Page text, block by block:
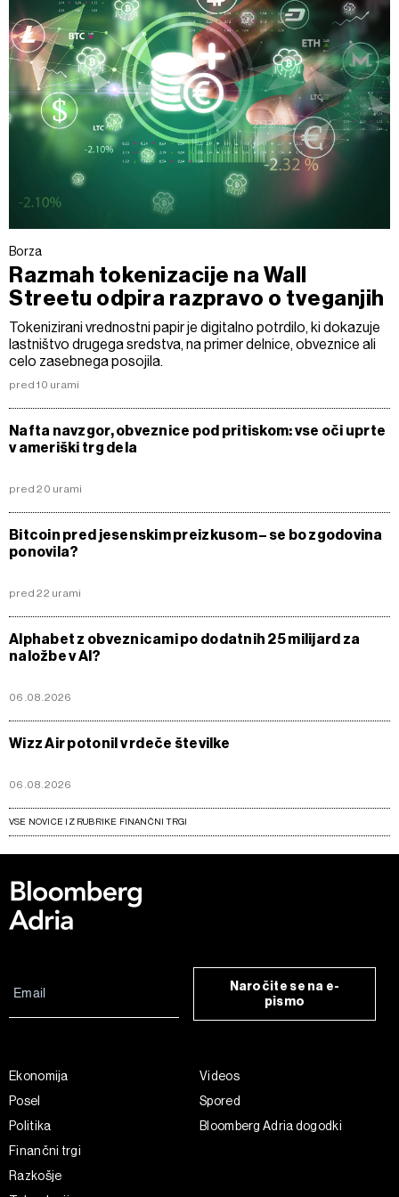
Borza
Razmah tokenizacije na Wall
Streetu odpira razpravo o tveganjih
Tokenizirani vrednostni papir je digitalno potrdilo, ki dokazuje
lastništvo drugega sredstva, na primer delnice, obveznice ali
celo zasebnega posojila.
pred 10 urami
Nafta navzgor, obveznice pod pritiskom: vse oči uprte
v ameriški trg dela
pred 20 urami
Bitcoin pred jesenskim preizkusom – se bo zgodovina
ponovila?
pred 22 urami
Alphabet z obveznicami po dodatnih 25 milijard za
naložbe v AI?
06.08.2026
Wizz Air potonil v rdeče številke
06.08.2026
VSE NOVICE IZ RUBRIKE FINANČNI TRGI
Naročite se na e-
pismo
Ekonomija
Posel
Politika
Finančni trgi
Razkošje
Videos
Spored
Bloomberg Adria dogodki